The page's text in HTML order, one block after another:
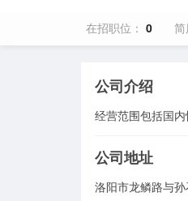
在招职位： 0 简
公司介绍
经营范围包括国
公司地址
洛阳市龙鳞路与